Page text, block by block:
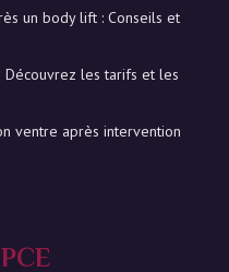
un body lift : Conseils et
les tarifs et les
ventre après intervention